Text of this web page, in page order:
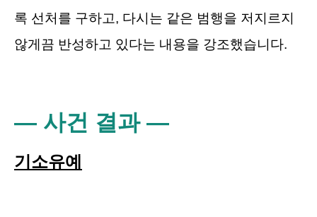
록 선처를 구하고, 다시는 같은 범행을 저지르지
않게끔 반성하고 있다는 내용을 강조했습니다.
― 사건 결과 ―
기소유예